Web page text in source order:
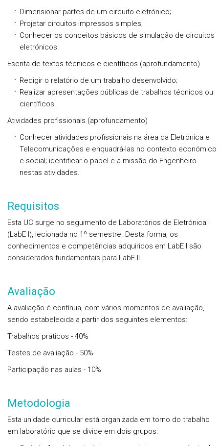
Dimensionar partes de um circuito eletrónico;
Projetar circuitos impressos simples;
Conhecer os conceitos básicos de simulação de circuitos
eletrónicos.
Escrita de textos técnicos e científicos (aprofundamento)
Redigir o relatório de um trabalho desenvolvido;
Realizar apresentações públicas de trabalhos técnicos ou
científicos.
Atividades profissionais (aprofundamento)
Conhecer atividades profissionais na área da Eletrónica e
Telecomunicações e enquadrá-las no contexto económico
e social; identificar o papel e a missão do Engenheiro
nestas atividades.
Requisitos
Esta UC surge no seguimento de Laboratórios de Eletrónica I
(LabE I), lecionada no 1º semestre. Desta forma, os
conhecimentos e competências adquiridos em LabE I são
considerados fundamentais para LabE II.
Avaliação
A avaliação é contínua, com vários momentos de avaliação,
sendo estabelecida a partir dos seguintes elementos:
Trabalhos práticos - 40%
Testes de avaliação - 50%
Participação nas aulas - 10%
Metodologia
Esta unidade curricular está organizada em torno do trabalho
em laboratório que se divide em dois grupos: